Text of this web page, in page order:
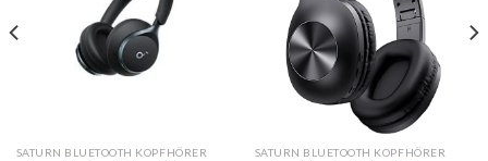
SATURN BLUETOOTH KOPFHÖRER SATURN BLUETOOTH KOPFHÖRER